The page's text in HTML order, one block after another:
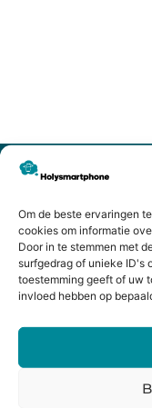
Om de beste ervaringen
cookies om informatie
Door in te stemmen met
surfgedrag of unieke ID's
toestemming geeft of uw
invloed hebben op
Heiligeweg 43A
1561 DE,
075 641 5169
Maandag: